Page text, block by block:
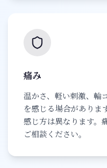
痛み
温かさ、軽い刺激、輪
を感じる場合がありま
感じ方は異なります。
ご相談ください。